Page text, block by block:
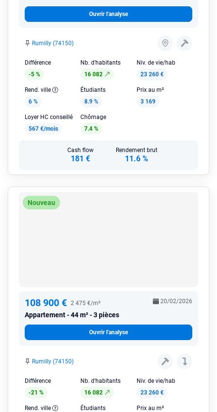
Ouvrir l'analyse
Rumilly (74150)
Différence
-5 %
Nb. d'habitants
16 082
Niv. de vie/hab
23 260 €
Rend. ville
6 %
Étudiants
8.9 %
Prix au m²
3 169
Loyer HC conseillé
567 €/mois
Chômage
7.4 %
Cash flow
181 €
Rendement brut
11.6 %
Nouveau
108 900 € 2 475 €/m²
Appartement 44 m² - 3 pièces
20/02/2026
Ouvrir l'analyse
Rumilly (74150)
Différence
-21 %
Nb. d'habitants
16 082
Niv. de vie/hab
23 260 €
Rend. ville
Étudiants
Prix au m²